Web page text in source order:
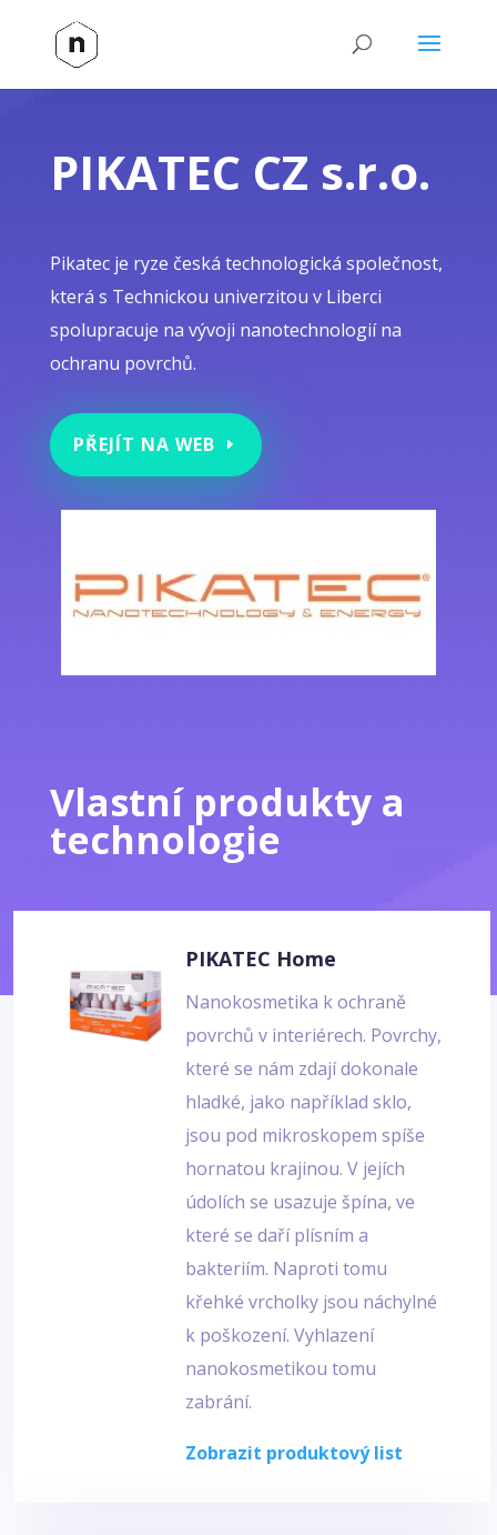
PIKATEC CZ s.r.o.
Pikatec je ryze česká technologická společnost,
která s Technickou univerzitou v Liberci
spolupracuje na vývoji nanotechnologií na
ochranu povrchů.
PŘEJÍT NA WEB
Vlastní produkty a
technologie
PIKATEC Home
Nanokosmetika k ochraně
povrchů v interiérech. Povrchy,
které se nám zdají dokonale
hladké, jako například sklo,
jsou pod mikroskopem spíše
hornatou krajinou. V jejích
údolích se usazuje špína, ve
které se daří plísním a
bakteriím. Naproti tomu
křehké vrcholky jsou náchylné
k poškození. Vyhlazení
nanokosmetikou tomu
zabrání.
Zobrazit produktový list